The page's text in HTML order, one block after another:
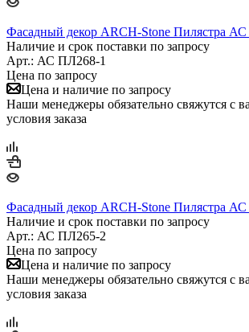
Фасадный декор ARCH-Stone Пилястра
Наличие и срок поставки по запросу
Арт.: АС ПЛ268-1
Цена по запросу
Цена и наличие по запросу
Наши менеджеры обязательно свяжутся с
условия заказа
Фасадный декор ARCH-Stone Пилястра
Наличие и срок поставки по запросу
Арт.: АС ПЛ265-2
Цена по запросу
Цена и наличие по запросу
Наши менеджеры обязательно свяжутся с
условия заказа